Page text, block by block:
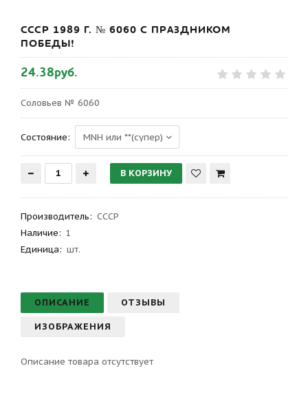
СССР 1989 Г. № 6060 С ПРАЗДНИКОМ
ПОБЕДЫ!
24.38руб.
Соловьев № 6060
Состояние:
Производитель: СССР
Наличие: 1
Единица: шт.
ОПИСАНИЕ ОТЗЫВЫ
ИЗОБРАЖЕНИЯ
Описание товара отсутствует